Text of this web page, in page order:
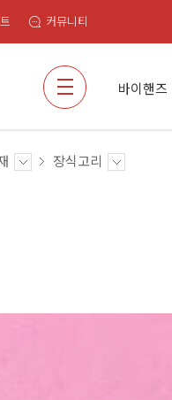
커뮤니티
바이핸즈
장식고리